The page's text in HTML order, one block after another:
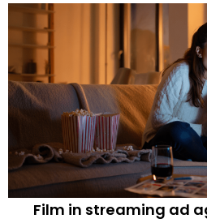
Film in streaming ad